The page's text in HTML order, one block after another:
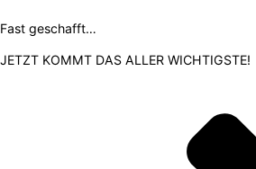
Fast geschafft…
JETZT KOMMT DAS ALLER WICHTIGSTE!